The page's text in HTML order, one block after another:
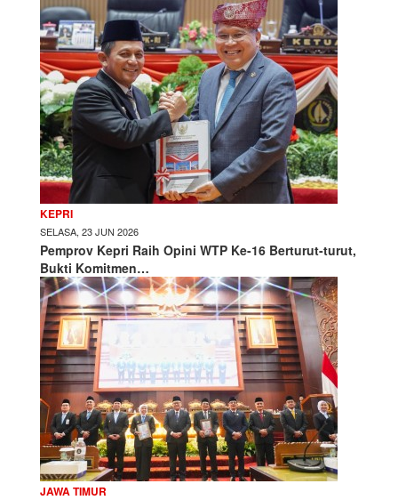
KEPRI
SELASA, 23 JUN 2026
Pemprov Kepri Raih Opini WTP Ke-16 Berturut-turut,
Bukti Komitmen…
JAWA TIMUR